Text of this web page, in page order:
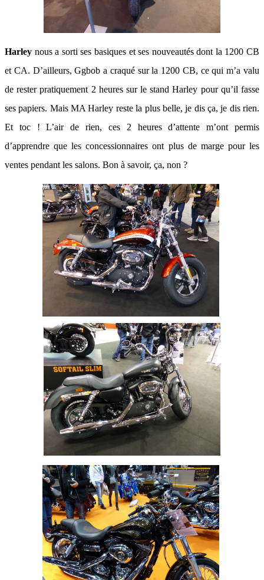
Harley nous a sorti ses basiques et ses nouveautés dont la 1200 CB
et CA. D’ailleurs, Ggbob a craqué sur la 1200 CB, ce qui m’a valu
de rester pratiquement 2 heures sur le stand Harley pour qu’il fasse
ses papiers. Mais MA Harley reste la plus belle, je dis ça, je dis rien.
Et toc ! L’air de rien, ces 2 heures d’attente m’ont permis
d’apprendre que les concessionnaires ont plus de marge pour les
ventes pendant les salons. Bon à savoir, ça, non ?